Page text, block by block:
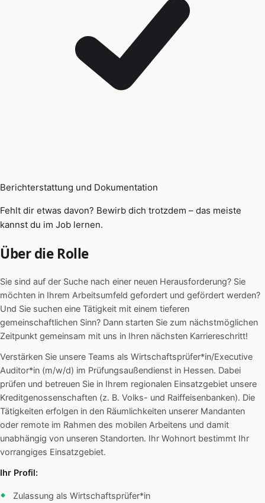
Berichterstattung und Dokumentation
Fehlt dir etwas davon? Bewirb dich trotzdem – das meiste
kannst du im Job lernen.
Über die Rolle
Sie sind auf der Suche nach einer neuen Herausforderung? Sie
möchten in Ihrem Arbeitsumfeld gefordert und gefördert werden?
Und Sie suchen eine Tätigkeit mit einem tieferen
gemeinschaftlichen Sinn? Dann starten Sie zum nächstmöglichen
Zeitpunkt gemeinsam mit uns in Ihren nächsten Karriereschritt!
Verstärken Sie unsere Teams als Wirtschaftsprüfer*in/Executive
Auditor*in (m/w/d) im Prüfungsaußendienst in Hessen. Dabei
prüfen und betreuen Sie in Ihrem regionalen Einsatzgebiet unsere
Kreditgenossenschaften (z. B. Volks- und Raiffeisenbanken). Die
Tätigkeiten erfolgen in den Räumlichkeiten unserer Mandanten
oder remote im Rahmen des mobilen Arbeitens und damit
unabhängig von unseren Standorten. Ihr Wohnort bestimmt Ihr
vorrangiges Einsatzgebiet.
Ihr Profil:
Zulassung als Wirtschaftsprüfer*in